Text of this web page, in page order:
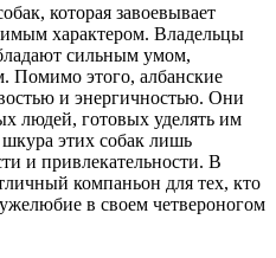
которая завоевывает
характером. Владельцы
сильным умом,
Помимо этого, албанские
и энергичностью. Они
людей, готовых уделять им
этих собак лишь
и привлекательности. В
компаньон для тех, кто
в своем четвероногом